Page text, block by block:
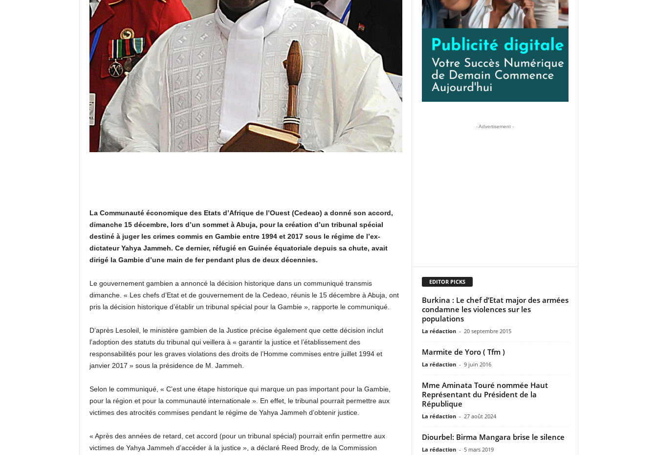
La Communauté économique des Etats d’Afrique de l’Ouest (Cedeao) a donné son accord,
dimanche 15 décembre, lors d’un sommet à Abuja, pour la création d’un tribunal spécial
destiné à juger les crimes commis en Gambie entre 1994 et 2017 sous le régime de l’ex-
dictateur Yahya Jammeh. Ce dernier, réfugié en Guinée équatoriale depuis sa chute, avait
dirigé la Gambie d’une main de fer pendant plus de deux décennies.
Le gouvernement gambien a annoncé la décision historique dans un communiqué transmis
dimanche. « Les chefs d’Etat et de gouvernement de la Cedeao, réunis le 15 décembre à Abuja, ont
pris la décision historique d’établir un tribunal spécial pour la Gambie », rapporte le communiqué.
D’après Lesoleil, le ministère gambien de la Justice précise également que cette décision inclut
l’adoption des statuts du tribunal qui veillera à « garantir la justice et l’établissement des
responsabilités pour les graves violations des droits de l’Homme commises entre juillet 1994 et
janvier 2017 » sous la présidence de M. Jammeh.
Selon le communiqué, « C’est une étape historique qui marque un pas important pour la Gambie,
pour la région et pour la communauté internationale ». En effet, le tribunal pourrait permettre aux
victimes des atrocités commises pendant le régime de Yahya Jammeh d’obtenir justice.
« Après des années de retard, cet accord (pour un tribunal spécial) pourrait enfin permettre aux
victimes de Yahya Jammeh d’accéder à la justice », a déclaré Reed Brody, de la Commission
- Advertisement -
EDITOR PICKS
Burkina : Le chef d’Etat major des armées
condamne les violences sur les
populations
La rédaction - 20 septembre 2015
Marmite de Yoro ( Tfm )
La rédaction - 9 juin 2016
Mme Aminata Touré nommée Haut
Représentant du Président de la
République
La rédaction - 27 août 2024
Diourbel: Birma Mangara brise le silence
La rédaction - 5 mars 2019